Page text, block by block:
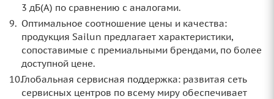
3 дБ(А) по сравнению с аналогами.
Оптимальное соотношение цены и качества:
продукция Sailun предлагает характеристики,
сопоставимые с премиальными брендами, по более
доступной цене.
Глобальная сервисная поддержка: развитая сеть
сервисных центров по всему миру обеспечивает